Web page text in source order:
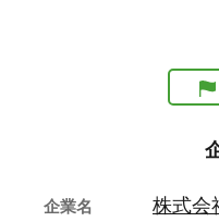
企業名 株式会